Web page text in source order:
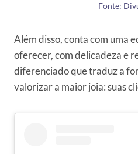
Fonte:
Além disso, conta com uma
oferecer, com delicadeza e
diferenciado que traduz a
valorizar a maior joia: suas